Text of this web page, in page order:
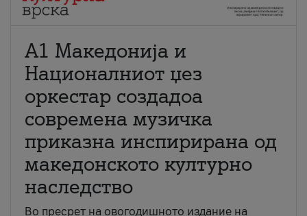
А1 Македонија и
Националниот џез
оркестар создадоа
современа музичка
приказна инспирирана од
македонското културно
наследство
Во пресрет на овогодишното издание на